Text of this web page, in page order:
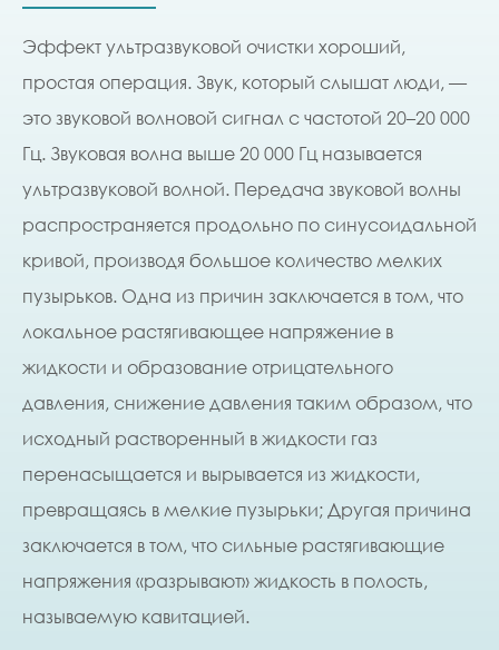
Эффект ультразвуковой очистки хороший,
простая операция. Звук, который слышат люди, —
это звуковой волновой сигнал с частотой 20–20 000
Гц. Звуковая волна выше 20 000 Гц называется
ультразвуковой волной. Передача звуковой волны
распространяется продольно по синусоидальной
кривой, производя большое количество мелких
пузырьков. Одна из причин заключается в том, что
локальное растягивающее напряжение в
жидкости и образование отрицательного
давления, снижение давления таким образом, что
исходный растворенный в жидкости газ
перенасыщается и вырывается из жидкости,
превращаясь в мелкие пузырьки; Другая причина
заключается в том, что сильные растягивающие
напряжения «разрывают» жидкость в полость,
называемую кавитацией.